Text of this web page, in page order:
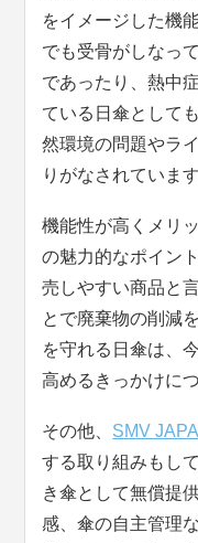
をイメージした機
でも受骨がしなっ
であったり、熱中
ている日傘として
然環境の問題やラ
りがなされています
機能性が高くメリ
の魅力的なポイン
売しやすい商品と
とで廃棄物の削減
を守れる日傘は、
高めるきっかけに
その他、 SMV
する取り組みもし
き傘として無償提
感、傘の自主管理